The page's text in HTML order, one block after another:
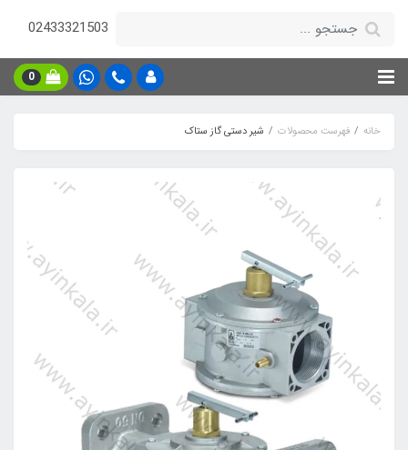
02433321503
0
خانه فهرست محصولات شیر دستی گاز ستاک